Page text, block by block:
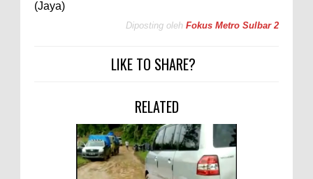
(Jaya)
Diposting oleh Fokus Metro Sulbar 2
LIKE TO SHARE?
RELATED